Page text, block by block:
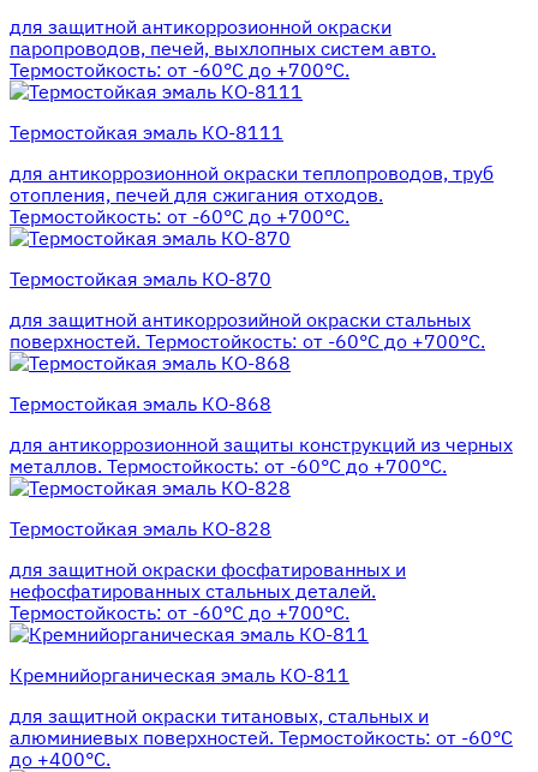
для защитной антикоррозионной окраски
паропроводов, печей, выхлопных систем авто.
Термостойкость: от -60°С до +700°С.
Термостойкая эмаль КО-8111
для антикоррозионной окраски теплопроводов, труб
отопления, печей для сжигания отходов.
Термостойкость: от -60°С до +700°С.
Термостойкая эмаль КО-870
для защитной антикоррозийной окраски стальных
поверхностей. Термостойкость: от -60°С до +700°С.
Термостойкая эмаль КО-868
для антикоррозионной защиты конструкций из черных
металлов. Термостойкость: от -60°С до +700°С.
Термостойкая эмаль КО-828
для защитной окраски фосфатированных и
нефосфатированных стальных деталей.
Термостойкость: от -60°С до +700°С.
Кремнийорганическая эмаль КО-811
для защитной окраски титановых, стальных и
алюминиевых поверхностей. Термостойкость: от -60°С
до +400°С.